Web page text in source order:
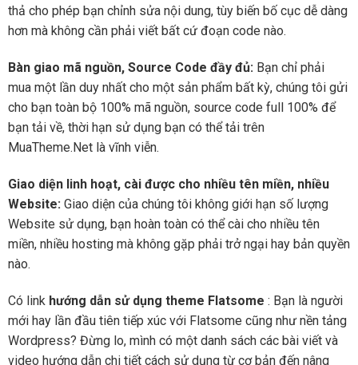
thả cho phép bạn chỉnh sửa nội dung, tùy biến bố cục dễ dàng
hơn mà không cần phải viết bất cứ đoạn code nào.
Bàn giao mã nguồn, Source Code đầy đủ: Bạn chỉ phải
mua một lần duy nhất cho một sản phẩm bất kỳ, chúng tôi gửi
cho bạn toàn bộ 100% mã nguồn, source code full 100% để
bạn tải về, thời hạn sử dụng bạn có thể tải trên
MuaTheme.Net là vĩnh viễn.
Giao diện linh hoạt, cài được cho nhiều tên miền, nhiều
Website: Giao diện của chúng tôi không giới hạn số lượng
Website sử dụng, bạn hoàn toàn có thể cài cho nhiều tên
miền, nhiều hosting mà không gặp phải trở ngại hay bản quyền
nào.
Có link hướng dẫn sử dụng theme Flatsome : Bạn là người
mới hay lần đầu tiên tiếp xúc với Flatsome cũng như nền tảng
Wordpress? Đừng lo, mình có một danh sách các bài viết và
video hướng dẫn chi tiết cách sử dụng từ cơ bản đến nâng